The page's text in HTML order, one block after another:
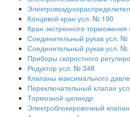
Концевой кран усл. № 190
Кран экстренного
Соединительный рукав усл. №
Соединительный рукав усл. №
Приборы скоростного
Редуктор усл. № 348
Клапаны максимального
Переключательный клапан
Тормозной цилиндр
Электроблокировочный